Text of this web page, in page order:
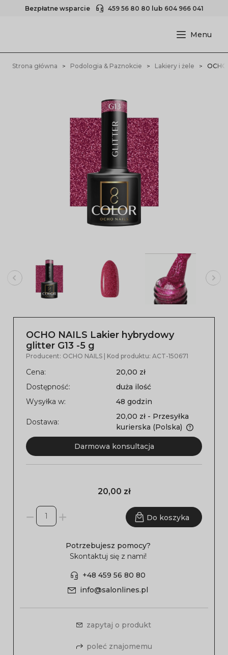
Bezpłatne wsparcie 459 56 80 80 lub 604 966 041
Strona główna Podologia & Paznokcie Lakiery i żele
OCHO NAILS Lakier hybrydowy
glitter G13 -5 g
Producent: OCHO NAILS | Kod produktu: ACT-150671
Cena:
20,00 zł
Dostępność:
duża ilość
Wysyłka w:
48 godzin
Dostawa:
20,00 zł - Przesyłka
kurierska (Polska)
Darmowa konsultacja
20,00 zł
Do koszyka
Potrzebujesz pomocy?
Skontaktuj się z nami!
+48 459 56 80 80
info@salonlines.pl
zapytaj o produkt
poleć znajomemu